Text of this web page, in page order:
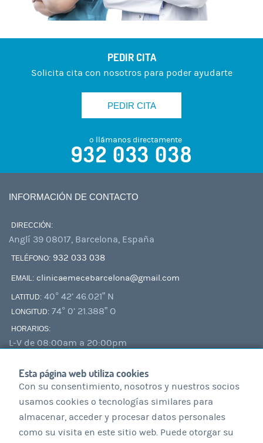
PEDIR CITA
Solicita cita con nosotros para poder ayudarte
PEDIR CITA
o llámanos directamente
932 033 038
INFORMACIÓN DE CONTACTO
DIRECCIÓN:
Anglí 39 08017 Barcelona España
TELÉFONO: 932 033 038
EMAIL: clinicaemecebarcelona@gmail.com
LATITUD: 40° 42’ 46.021” N
LONGITUD: 74° 0’ 21.388” O
HORARIOS:
L-V de 08:00am a 20:00pm
AVISOS LEGALES
AVISO LEGAL
VIDEO VIGILANCIA
Esta página web utiliza cookies
Con su consentimiento, nosotros y nuestros socios
usamos cookies o tecnologías similares para
almacenar, acceder y procesar datos personales
como su visita en este sitio web. Puede otorgar su